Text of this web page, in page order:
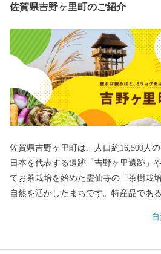
佐賀県吉野ヶ里町のご紹介
佐賀県吉野ヶ里町は、人口約16,500人
日本を代表する遺跡「吉野ヶ里遺跡」
てお茶栽培を始めた霊仙寺の「茶樹栽
自然を活かしたまちです。特産品であ
企業誘致により多くの企業から魅力あ